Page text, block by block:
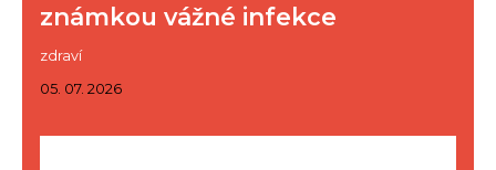
známkou vážné infekce
zdraví
05. 07. 2026